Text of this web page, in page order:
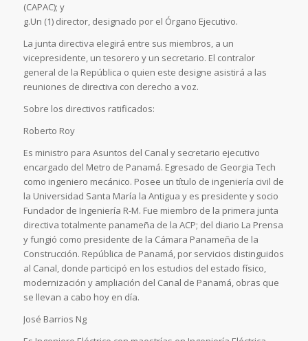
(CAPAC); y
g.Un (1) director, designado por el Órgano Ejecutivo.
La junta directiva elegirá entre sus miembros, a un
vicepresidente, un tesorero y un secretario. El contralor
general de la República o quien este designe asistirá a las
reuniones de directiva con derecho a voz.
Sobre los directivos ratificados:
Roberto Roy
Es ministro para Asuntos del Canal y secretario ejecutivo
encargado del Metro de Panamá. Egresado de Georgia Tech
como ingeniero mecánico. Posee un título de ingeniería civil de
la Universidad Santa María la Antigua y es presidente y socio
Fundador de Ingeniería R-M. Fue miembro de la primera junta
directiva totalmente panameña de la ACP; del diario La Prensa
y fungió como presidente de la Cámara Panameña de la
Construcción. República de Panamá, por servicios distinguidos
al Canal, donde participó en los estudios del estado físico,
modernización y ampliación del Canal de Panamá, obras que
se llevan a cabo hoy en día.
José Barrios Ng